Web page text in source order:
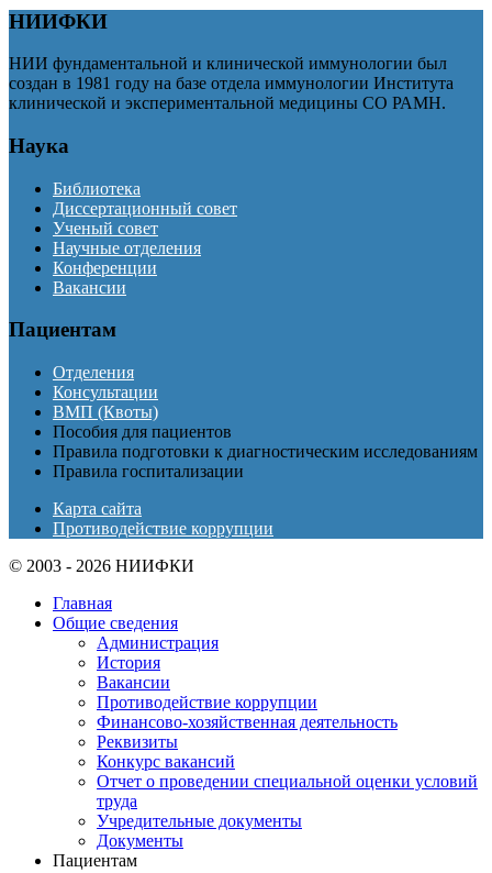
НИИФКИ
НИИ фундаментальной и клинической иммунологии был
создан в 1981 году на базе отдела иммунологии Института
клинической и экспериментальной медицины СО РАМН.
Наука
Библиотека
Диссертационный совет
Ученый совет
Научные отделения
Конференции
Вакансии
Пациентам
Отделения
Консультации
ВМП (Квоты)
Пособия для пациентов
Правила подготовки к диагностическим исследованиям
Правила госпитализации
Карта сайта
Противодействие коррупции
© 2003 - 2026 НИИФКИ
Главная
Общие сведения
Администрация
История
Вакансии
Противодействие коррупции
Финансово-хозяйственная деятельность
Реквизиты
Конкурс вакансий
Отчет о проведении специальной оценки условий
труда
Учредительные документы
Документы
Пациентам